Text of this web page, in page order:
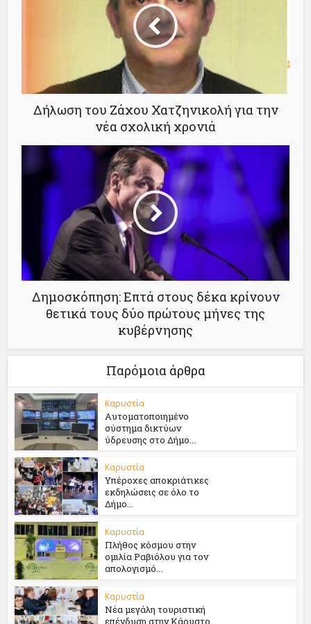
Δήλωση του Ζάχου Χατζηνικολή για την
νέα σχολική χρονιά
Δημοσκόπηση: Επτά στους δέκα κρίνουν
θετικά τους δύο πρώτους μήνες της
κυβέρνησης
Παρόμοια άρθρα
Καρυστία
Αυτοματοποιημένο
σύστημα δικτύων
ύδρευσης στο Δήμο...
Καρυστία
Υπέροχες αποκριάτικες
εκδηλώσεις σε όλο το
Δήμο...
Καρυστία
Πλήθος κόσμου στην
ομιλία Ραβιόλου για τον
απολογισμό...
Καρυστία
Νέα μεγάλη τουριστική
επένδυση στην Κάρυστο